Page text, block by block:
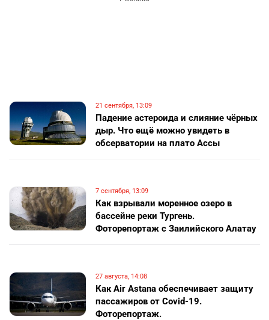
21 сентября, 13:09
Падение астероида и слияние чёрных
дыр. Что ещё можно увидеть в
обсерватории на плато Ассы
7 сентября, 13:09
Как взрывали моренное озеро в
бассейне реки Тургень.
Фоторепортаж с Заилийского Алатау
27 августа, 14:08
Как Air Astana обеспечивает защиту
пассажиров от Сovid-19.
Фоторепортаж.